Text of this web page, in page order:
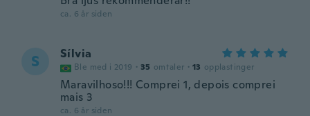
ca. 6 år siden
S Sílvia
Ble med i 2019 · 35 omtaler · 13 opplastinger
Maravilhoso!!! Comprei 1, depois comprei
mais 3
ca. 6 år siden